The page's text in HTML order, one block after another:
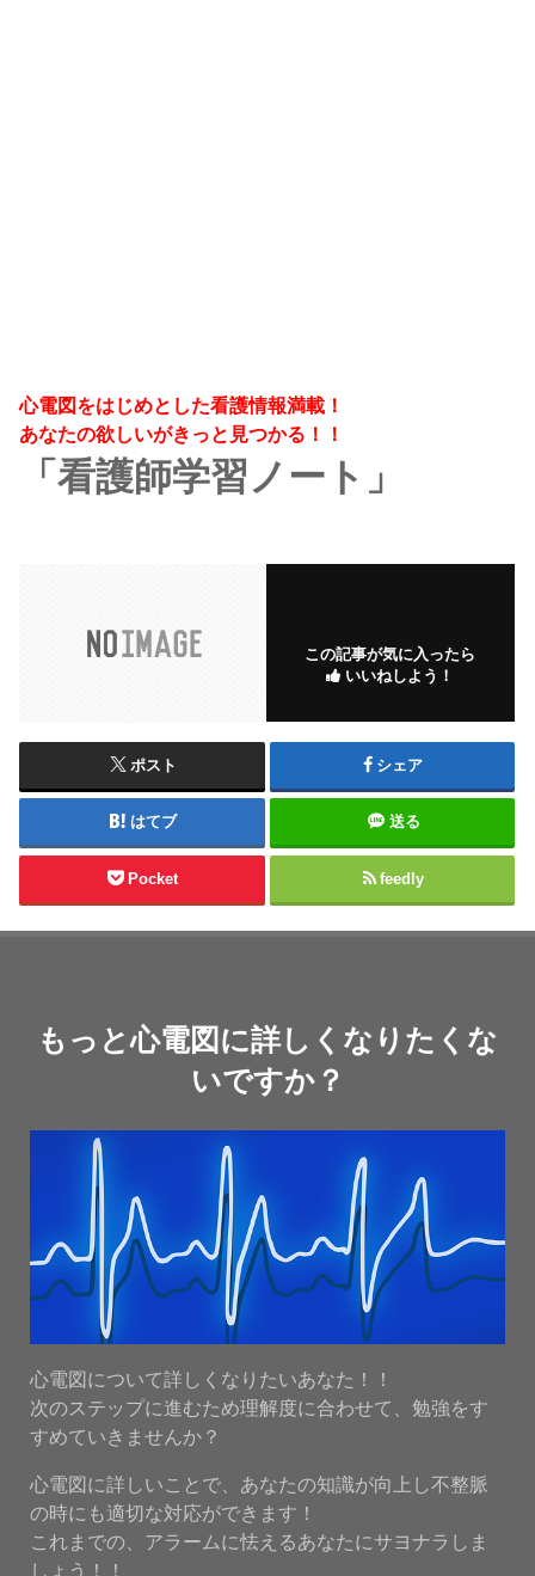
心電図をはじめとした看護情報満載！
あなたの欲しいがきっと見つかる！！
「看護師学習ノート」
この記事が気に入ったら
いいねしよう！
ポスト シェア
はてブ 送る
Pocket feedly
もっと心電図に詳しくなりたくな
いですか？
心電図について詳しくなりたいあなた！！
次のステップに進むため理解度に合わせて、勉強をす
すめていきませんか？
心電図に詳しいことで、あなたの知識が向上し不整脈
の時にも適切な対応ができます！
これまでの、アラームに怯えるあなたにサヨナラしま
しょう！！